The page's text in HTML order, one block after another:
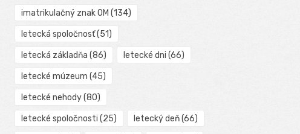
imatrikulačný znak OM (134)
letecká spoločnosť(51)
letecká základňa (86) letecké dni (66)
letecké múzeum (45)
letecké nehody(80)
letecké spoločnosti (25) letecký deň(66)